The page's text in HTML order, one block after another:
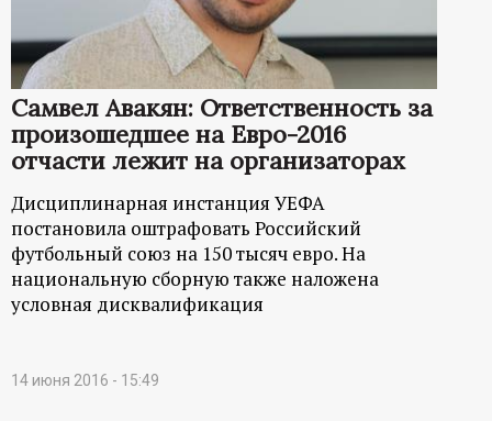
Самвел Авакян: Ответственность за
произошедшее на Евро-2016
отчасти лежит на организаторах
Дисциплинарная инстанция УЕФА
постановила оштрафовать Российский
футбольный союз на 150 тысяч евро. На
национальную сборную также наложена
условная дисквалификация
14 июня 2016 - 15:49